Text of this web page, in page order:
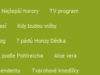
Nejlepší horory TV program
Kdy budou volby
7 pádů Honzy Dědka
podle Pohlreicha Aloe vera
Tvarohové knedlíky